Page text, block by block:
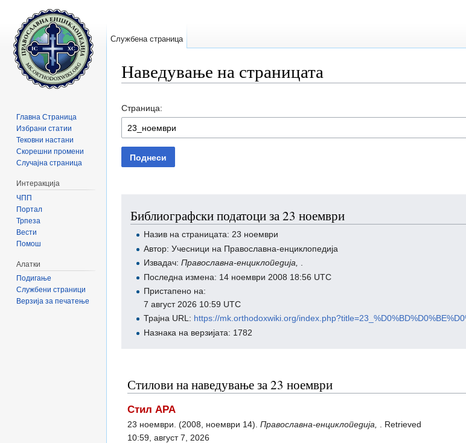
Наведување на страницата
Страница:
Поднеси
Библиографски податоци за 23 ноември
Назив на страницата: 23 ноември
Автор: Учесници на Православна-енциклопедија
Извадач:Православна-енциклопедија, .
Последна измена: 14 ноември 2008 18:56 UTC
Пристапено на:
7 август 2026 10:59 UTC
Трајна URL: https://mk.orthodoxwiki.org/
Назнака на верзијата: 1782
Стилови на наведување за 23 ноември
Стил APA
23 ноември. (2008, ноември 14). Православна-енциклопедија,
. Retrieved
10:59, август 7, 2026
Службена страница
Главна Страница
Избрани статии
Тековни настани
Скорешни промени
Случајна страница
Интеракција
ЧПП
Портал
Трпеза
Вести
Помош
Алатки
Подигање
Службени страници
Верзија за печатење